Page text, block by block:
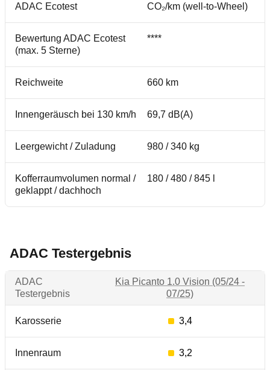
ADAC Ecotest
CO₂/km (well-to-Wheel)
Bewertung ADAC Ecotest
(max. 5 Sterne)
****
Reichweite 660 km
Innengeräusch bei 130 km/h 69,7 dB(A)
Leergewicht / Zuladung 980 / 340 kg
Kofferraumvolumen normal /
geklappt / dachhoch
180 / 480 / 845 l
ADAC Testergebnis
ADAC
Testergebnis
Kia Picanto 1.0 Vision (05/24 -
07/25)
Karosserie 3,4
Innenraum 3,2